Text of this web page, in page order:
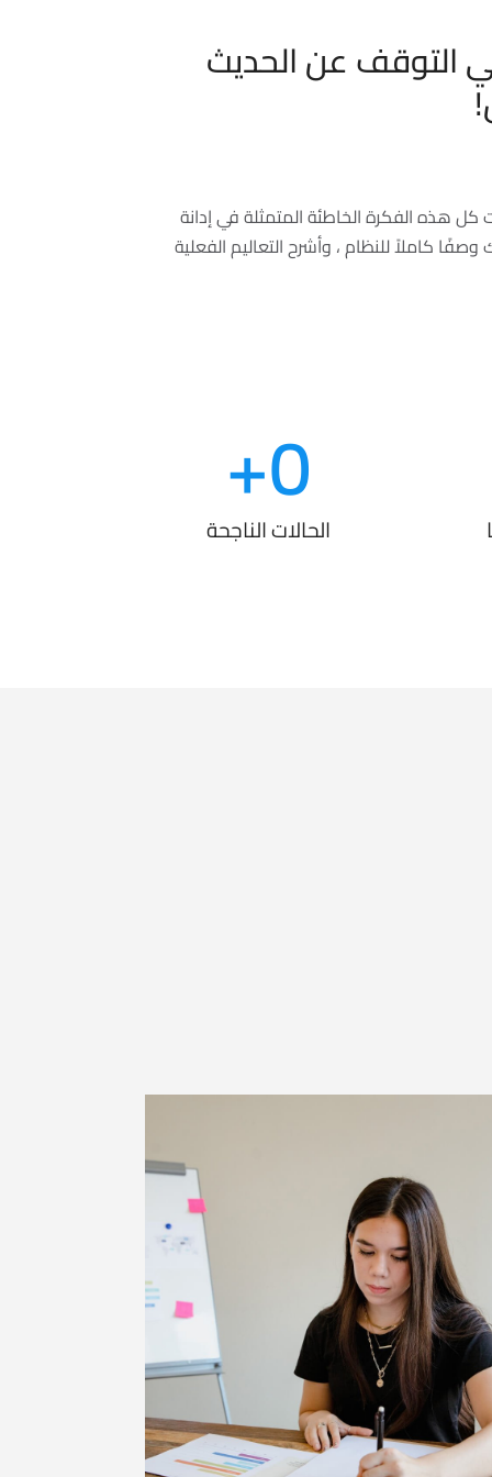
التوقف عن الحديث
هذه الفكرة الخاطئة المتمثلة في إدانة
كاملاً للنظام ، وأشرح التعاليم الفعلية
الحالات الناجحة
0
+